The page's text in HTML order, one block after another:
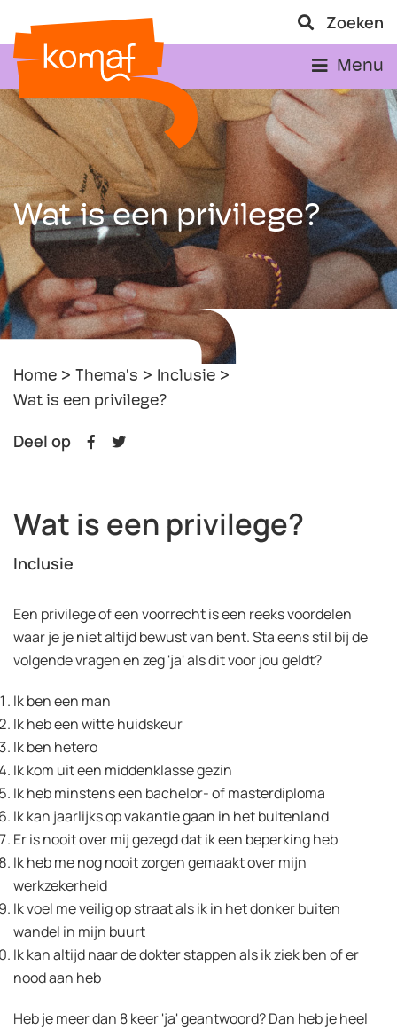
Zoeken
Menu
Wat is een privilege?
Home Thema's
Inclusie
Wat is een privilege?
Deel op
Wat is een privilege?
Inclusie
Een privilege of een voorrecht is een reeks voordelen
waar je je niet altijd bewust van bent. Sta eens stil bij de
volgende vragen en zeg 'ja' als dit voor jou geldt?
Ik ben een man
Ik heb een witte huidskeur
Ik ben hetero
Ik kom uit een middenklasse gezin
Ik heb minstens een bachelor- of masterdiploma
Ik kan jaarlijks op vakantie gaan in het buitenland
Er is nooit over mij gezegd dat ik een beperking heb
Ik heb me nog nooit zorgen gemaakt over mijn
werkzekerheid
Ik voel me veilig op straat als ik in het donker buiten
wandel in mijn buurt
Ik kan altijd naar de dokter stappen als ik ziek ben of er
nood aan heb
Heb je meer dan 8 keer 'ja' geantwoord? Dan heb je heel